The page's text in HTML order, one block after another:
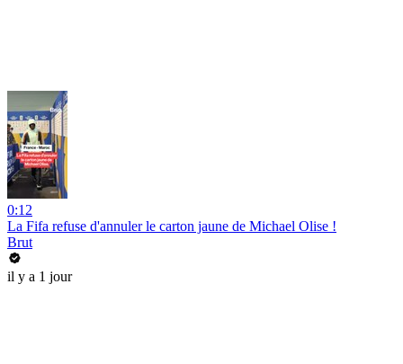
0:12
La Fifa refuse d'annuler le carton jaune de Michael Olise !
Brut
il y a 1 jour